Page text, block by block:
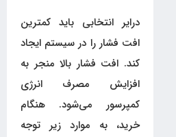
درایر انتخابی باید کمترین
افت فشار را در سیستم ایجاد
کند. افت فشار بالا منجر به
افزایش مصرف انرژی
کمپرسور می‌شود. هنگام
خرید، به موارد زیر توجه